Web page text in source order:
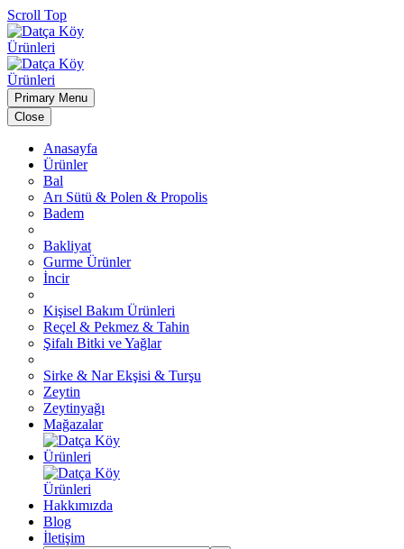
Scroll Top
Primary Menu
Close
Anasayfa
Ürünler
Bal
Arı Sütü & Polen & Propolis
Badem
Bakliyat
Gurme Ürünler
İncir
Kişisel Bakım Ürünleri
Reçel & Pekmez & Tahin
Şifalı Bitki ve Yağlar
Sirke & Nar Ekşisi & Turşu
Zeytin
Zeytinyağı
Mağazalar
Hakkımızda
Blog
İletişim